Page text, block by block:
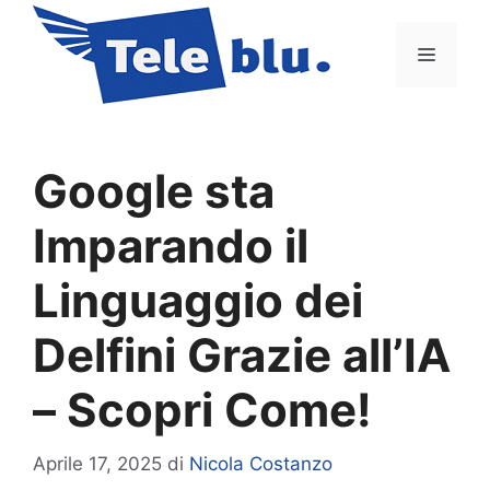
contenuto
Menu
Google sta
Imparando il
Linguaggio dei
Delfini Grazie all’IA
– Scopri Come!
Aprile 17, 2025 di Nicola Costanzo